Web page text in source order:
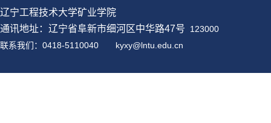
辽宁工程技术大学矿业学院
通讯地址：辽宁省阜新市细河区中华路47号 123000
联系我们：0418-5110040
kyxy@lntu .edu.cn